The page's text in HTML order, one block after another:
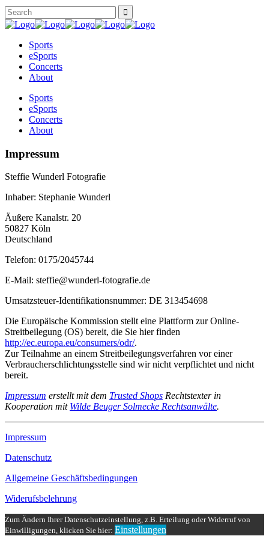
Sports
eSports
Concerts
About
Sports
eSports
Concerts
About
Impressum
Steffie Wunderl Fotografie
Inhaber: Stephanie Wunderl
Äußere Kanalstr. 20
50827 Köln
Deutschland
Telefon: 0175/2045744
E-Mail: steffie@wunderl-fotografie.de
Umsatzsteuer-Identifikationsnummer: DE 313454698
Die Europäische Kommission stellt eine Plattform zur Online-
Streitbeilegung (OS) bereit, die Sie hier finden
http://ec.europa.eu/consumers/odr/.
Zur Teilnahme an einem Streitbeilegungsverfahren vor einer
Verbraucherschlichtungsstelle sind wir nicht verpflichtet und nicht
bereit.
Impressum erstellt mit dem Trusted Shops Rechtstexter in
Kooperation mit Wilde Beuger Solmecke Rechtsanwälte.
Impressum
Datenschutz
Allgemeine Geschäftsbedingungen
Widerufsbelehrung
Zum Ändern Ihrer Datenschutzeinstellung, z.B. Erteilung oder Widerruf von
Einwilligungen, klicken Sie hier: Einstellungen